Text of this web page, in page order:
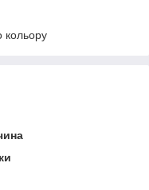
кольору